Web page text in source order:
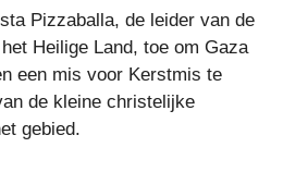
Pizzaballa, de leider van de
Heilige Land, toe om Gaza
een mis voor Kerstmis te
de kleine christelijke
gebied.